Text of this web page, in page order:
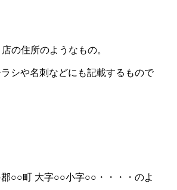
の住所のようなもの。
シや名刺などにも記載するもので
○○町 大字○○小字○○・・・・のよ